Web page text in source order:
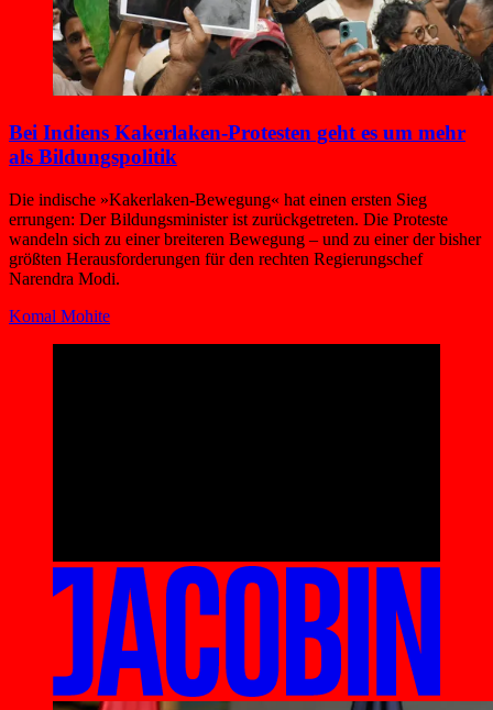
Bei Indiens Kakerlaken-Protesten geht es um mehr
als Bildungspolitik
Die indische »Kakerlaken-Bewegung« hat einen ersten Sieg
errungen: Der Bildungsminister ist zurückgetreten. Die Proteste
wandeln sich zu einer breiteren Bewegung – und zu einer der bisher
größten Herausforderungen für den rechten Regierungschef
Narendra Modi.
Komal Mohite